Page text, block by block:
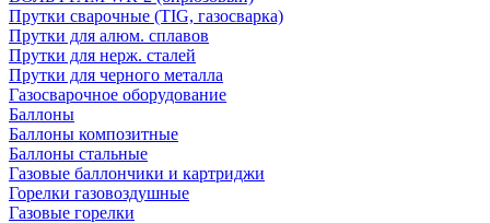
Прутки сварочные (TIG, газосварка)
Прутки для алюм. сплавов
Прутки для нерж. сталей
Прутки для черного металла
Газосварочное оборудование
Баллоны
Баллоны композитные
Баллоны стальные
Газовые баллончики и картриджи
Горелки газовоздушные
Газовые горелки